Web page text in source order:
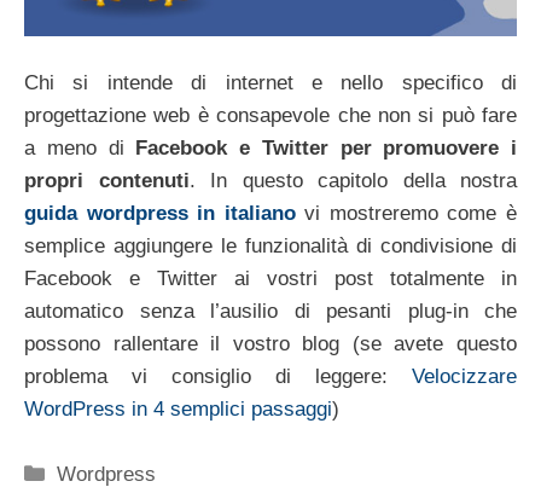
Chi si intende di internet e nello specifico di
progettazione web è consapevole che non si può fare
a meno di
Facebook e Twitter per promuovere i
propri contenuti. In questo capitolo della nostra
guida wordpress in italianovi mostreremo come è
semplice aggiungere le funzionalità di condivisione di
Facebook e Twitter ai vostri post totalmente in
automatico senza l’ausilio di pesanti plug-in che
possono rallentare il vostro blog (se avete questo
problema vi consiglio di leggere: Velocizzare
WordPress in 4 semplici passaggi)
Categorie
Wordpress